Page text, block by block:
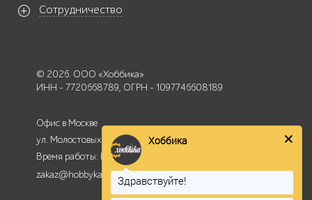
Сотрудничество
© 2026. ООО «Хоббика»
ИНН - 7720668789, ОГРН - 1097746608189
Офис в Москве
ул. Молостовых 14А
Время работы: Пн-Пт - с 9:00 до 18:00
zakaz@hobbyka.ru
Хоббика
Здравствуйте!